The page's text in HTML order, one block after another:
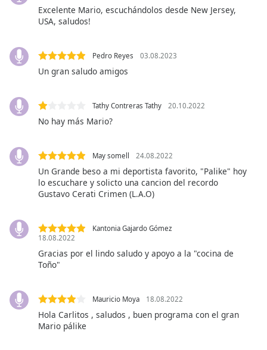
subtitles
settings,
subtitles
settings
dialog
off
selected
Picture-
Fullscreen
Beginning
Excelente Mario, escuchándolos desde New Jersey,
USA, saludos!
Pedro Reyes 03.08.2023
Un gran saludo amigos
Tathy Contreras Tathy 20.10.2022
No hay más Mario?
May somell 24.08.2022
Un Grande beso a mi deportista favorito, "Palike" hoy
lo escuchare y solicto una cancion del recordo
Gustavo Cerati Crimen (L.A.O)
Kantonia Gajardo Gómez
18.08.2022
Gracias por el lindo saludo y apoyo a la "cocina de
Toño"
Mauricio Moya 18.08.2022
Hola Carlitos , saludos , buen programa con el gran
Mario pálike